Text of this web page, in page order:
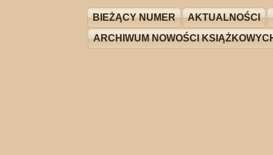
BIEŻĄCY NUMER AKTUALNOŚCI
ARCHIWUM NOWOŚCI